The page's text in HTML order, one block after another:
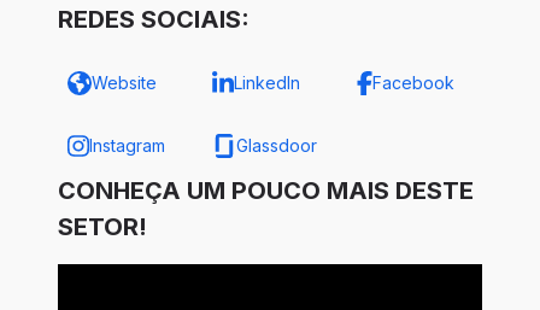
REDES SOCIAIS:
Website LinkedIn Facebook
Instagram Glassdoor
CONHEÇA UM POUCO MAIS DESTE
SETOR!